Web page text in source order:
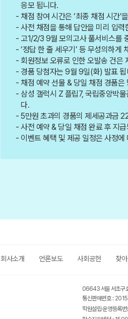
응모 됩니다.
채점 참여 시간은 ‘최종 채점 시간
사전 채점을 통해 답안을 미리 입
고1/2/3 9월 모의고사 풀서비스를
‘정답 한 줄 세우기’ 등 무성의하
회원정보 오류로 인한 오발송 건은
경품 당첨자는 9월 9일(화) 발표
채점 예약 선물 & 당일 채점 경품
삼성 갤럭시 Z 플립7, 국립중앙박
다.
5만원 초과의 경품의 제세공과금
사전 예약 & 당일 채점 완료 후 지
이벤트 혜택 및 제공 일정은 사정
회사소개 언론보도 사회공헌 찾
06643 서울 서초구
통신판매번호 :
학원설립·운영등록